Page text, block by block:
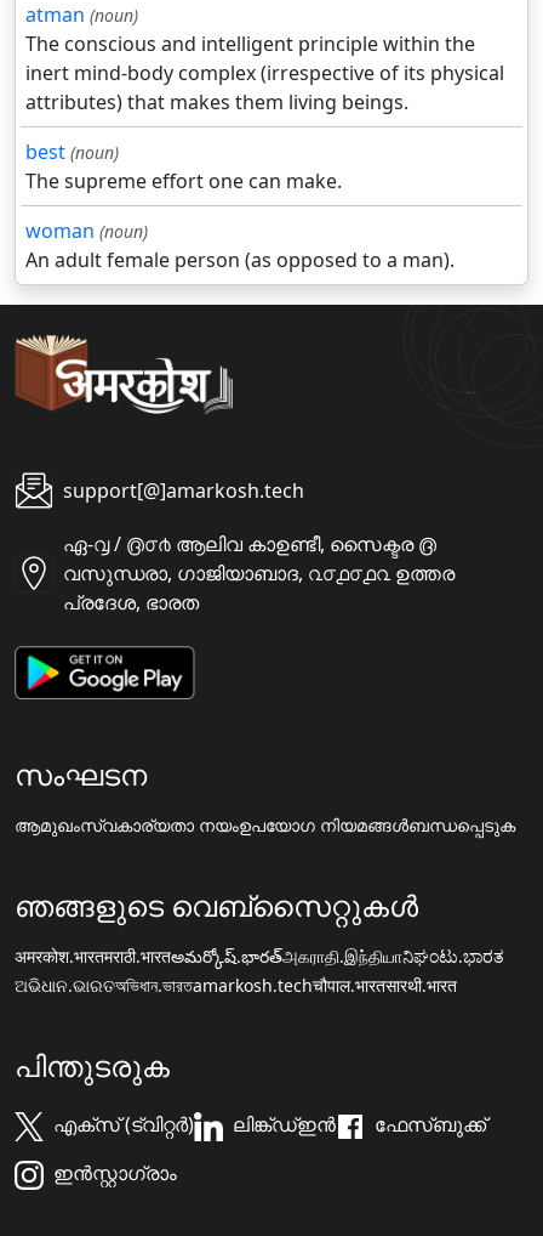
atman (noun)
The conscious and intelligent principle within the
inert mind-body complex (irrespective of its physical
attributes) that makes them living beings.
best (noun)
The supreme effort one can make.
woman (noun)
An adult female person (as opposed to a man).
support[@]amarkosh.tech
ഏ-൮ / ൫൦൪ ആലിവ കാഉണ്ടീ, സൈക്ടര ൫
വസുന്ധരാ, ഗാജിയാബാദ, ൨൦൧൦൧൨ ഉത്തര
പ്രദേശ, ഭാരത
സംഘടന
ആമുഖംസ്വകാര്യതാ നയംഉപയോഗ നിയമങ്ങൾബന്ധപ്പെടുക
ഞങ്ങളുടെ വെബ്സൈറ്റുകൾ
अमरकोश.भारतमराठी.भारतఅమర్కోష్.భారత్அகராதி.இந்தியாನಿಘಂಟು.ಭಾರತ
ଅଭିଧାନ.ଭାରତঅভিধান.ভারতamarkosh.techचौपाल.भारतसारथी.भारत
പിന്തുടരുക
എക്സ് (ട്വിറ്റർ) ലിങ്ക്ഡ്ഇൻ
ഫേസ്ബുക്ക്
ഇൻസ്റ്റാഗ്രാം